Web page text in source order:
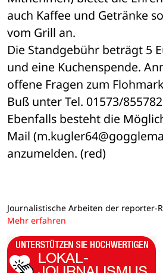
auch Kaffee und Getränke
vom Grill an.
Die Standgebühr beträgt 5
und eine Kuchenspende.
offene Fragen zum
Buß unter Tel. 01573/
Ebenfalls besteht die
Mail
anzumelden. (red)
Journalistische Arbeiten der reporter-
Mehr erfahren